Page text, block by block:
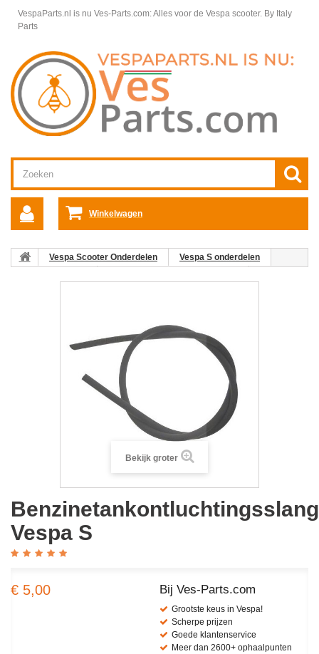
VespaParts.nl is nu Ves-Parts.com: Alles voor de Vespa scooter. By Italy
Parts
Winkelwagen
Vespa Scooter Onderdelen
Vespa S onderdelen
Bekijk groter
Benzinetankontluchtingsslang
Vespa S
€ 5,00 Bij Ves-Parts.com
Grootste keus in Vespa!
Scherpe prijzen
Goede klantenservice
Meer dan 2600+ ophaalpunten